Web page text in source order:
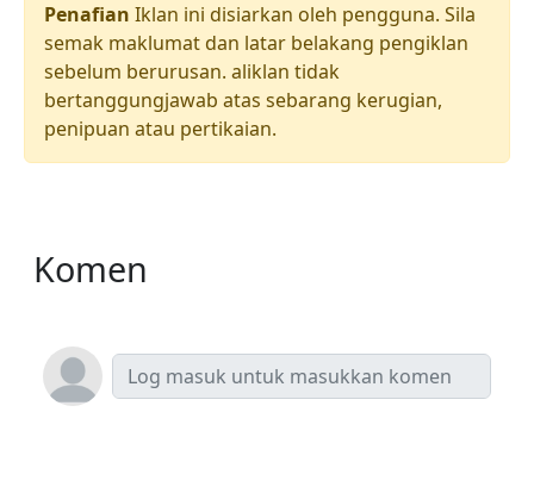
Penafian Iklan ini disiarkan oleh pengguna. Sila
semak maklumat dan latar belakang pengiklan
sebelum berurusan. aliklan tidak
bertanggungjawab atas sebarang kerugian,
penipuan atau pertikaian.
Komen